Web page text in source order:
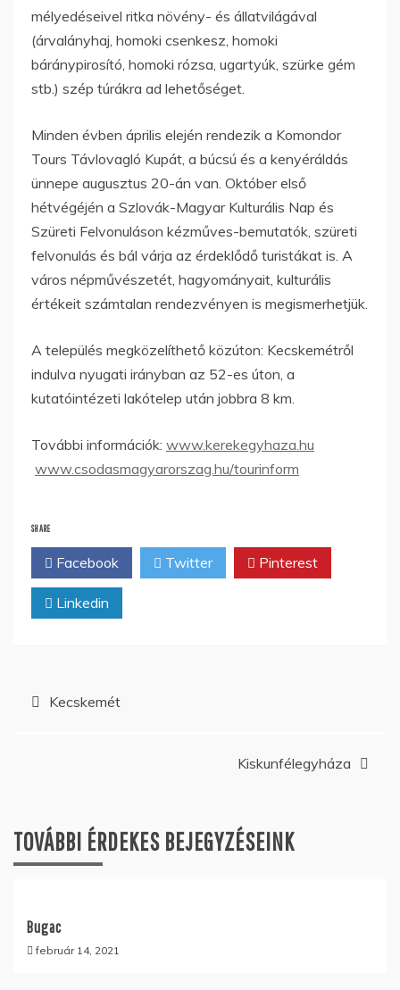
mélyedéseivel ritka növény- és állatvilágával
(árvalányhaj, homoki csenkesz, homoki
báránypirosító, homoki rózsa, ugartyúk, szürke gém
stb.) szép túrákra ad lehetőséget.
Minden évben április elején rendezik a Komondor
Tours Távlovagló Kupát, a búcsú és a kenyéráldás
ünnepe augusztus 20-án van. Október első
hétvégéjén a Szlovák-Magyar Kulturális Nap és
Szüreti Felvonuláson kézműves-bemutatók, szüreti
felvonulás és bál várja az érdeklődő turistákat is. A
város népművészetét, hagyományait, kulturális
értékeit számtalan rendezvényen is megismerhetjük.
A település megközelíthető közúton: Kecskemétről
indulva nyugati irányban az 52-es úton, a
kutatóintézeti lakótelep után jobbra 8 km.
További információk: www.kerekegyhaza.hu
www.csodasmagyarorszag.hu/tourinform
SHARE
Facebook Twitter Pinterest
Linkedin
Bejegyzés
Kecskemét
Kiskunfélegyháza
TOVÁBBI ÉRDEKES BEJEGYZÉSEINK
Bugac
február 14, 2021